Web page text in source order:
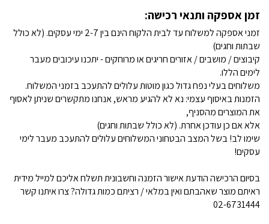
זמן אספקה ותנאי רכישה:
זמני אספקה למשלוח עד לבית הלקוח הינם בין 2-7 ימי עסקים. (לא כולל
שבתות וחגים)
קיבוצים / מושבים / אזורים חריגים או מרוחקים - יתכנו עיכובים מעבר
לימים הללו.
משלוחים בעלי נפח גדול כגון מוטות עלולים להתעכב בזמני המשלוח.
הזמנות באיסוף עצמי: נא לא להגיע מראש, אנחנו מתקשרים שניתן לאסוף
את המוצרים מהסניף,
אלא אם כן עודכן אחרת. (לא כולל שבתות וחגים)
שימו לב! בשל המצב הבטחוני המשלוחים עלולים להתעכב מעבר לימי
עסקים!
בסיום הרכישה הודעת אישור הזמנה וחשבונית תשלח אליכם למייל מידית
ראיתם מוצר שאהבתם ואין במלאי / רציתם כמות גדולה? צרו איתנו קשר
02-6731444